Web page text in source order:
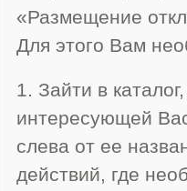
«Размещение
Для этого Вам
1. Зайти в
интересующей
слева от ее
действий, где